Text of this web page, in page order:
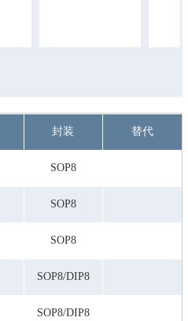
封装 替代
SOP8
SOP8
SOP8
SOP8/DIP8
SOP8/DIP8